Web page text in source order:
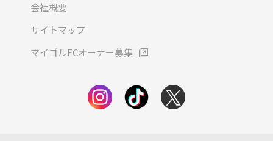
会社概要
サイトマップ
マイゴルFCオーナー募集